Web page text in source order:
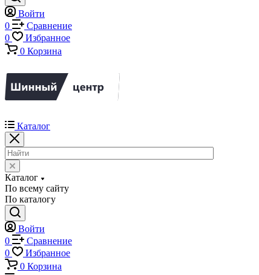
Войти
0
Сравнение
0
Избранное
0 Корзина
Каталог
Каталог
По всему сайту
По каталогу
Войти
0
Сравнение
0
Избранное
0 Корзина